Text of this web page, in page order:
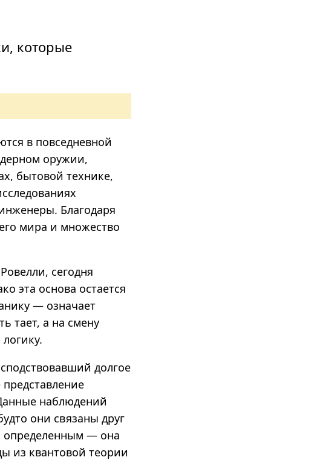
которые
в повседневной
оружии,
бытовой технике,
Благодаря
мира и множество
сегодня
эта основа остается
— означает
тает, а на смену
долгое
наблюдений
они связаны друг
определенным — она
из квантовой теории